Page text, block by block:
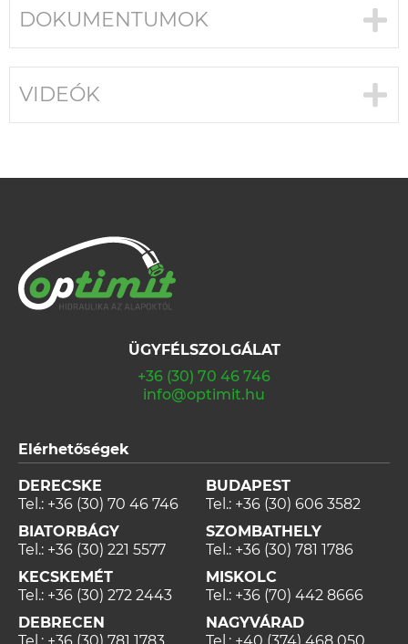
DOKUMENTUMOK
VIDEÓK
ÜGYFÉLSZOLGÁLAT
+36 (30) 70 46 746
info@optimit.hu
Elérhetőségek
DERECSKE
Tel.: +36 (30) 70 46 746
BIATORBÁGY
Tel.: +36 (30) 221 5577
KECSKEMÉT
Tel.: +36 (30) 272 2443
DEBRECEN
BUDAPEST
Tel.: +36 (30) 606 3582
SZOMBATHELY
Tel.: +36 (30) 781 1786
MISKOLC
Tel.: +36 (70) 442 8666
NAGYVÁRAD